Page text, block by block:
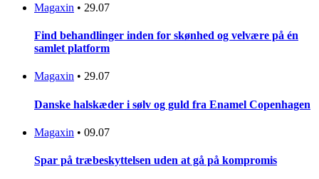
Magaxin • 29.07
Find behandlinger inden for skønhed og velvære på én
samlet platform
Magaxin • 29.07
Danske halskæder i sølv og guld fra Enamel Copenhagen
Magaxin • 09.07
Spar på træbeskyttelsen uden at gå på kompromis